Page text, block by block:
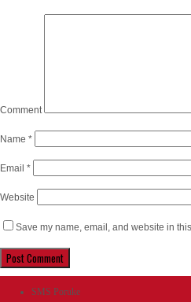
Comment
Name *
Email *
Website
Save my name, email, and website in
SMS Poruke